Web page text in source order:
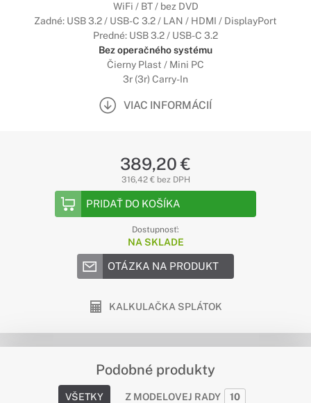
WiFi / BT / bez DVD
Zadné: USB 3.2 / USB-C 3.2 / LAN / HDMI / DisplayPort
Predné: USB 3.2 / USB-C 3.2
Bez operačného systému
Čierny Plast / Mini PC
3r (3r) Carry-In
VIAC INFORMÁCIÍ
389,20 €
316,42 € bez DPH
PRIDAŤ DO KOŠÍKA
Dostupnosť:
NA SKLADE
OTÁZKA NA PRODUKT
KALKULAČKA SPLÁTOK
Podobné produkty
VŠETKY Z MODELOVEJ RADY 10